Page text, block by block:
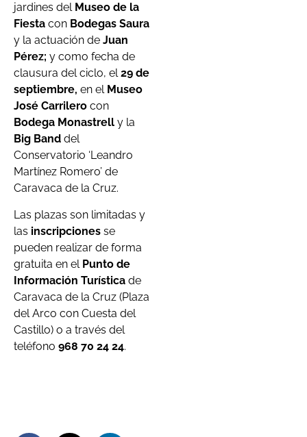
jardines del Museo de la
Fiesta con Bodegas Saura
y la actuación de Juan
Pérez; y como fecha de
clausura del ciclo, el29 de
septiembre, en el Museo
José Carrilero con
Bodega Monastrell y la
Big Band del
Conservatorio ‘Leandro
Martínez Romero’ de
Caravaca de la Cruz.
Las plazas son limitadas y
las inscripciones se
pueden realizar de forma
gratuita en el Punto de
Información Turística de
Caravaca de la Cruz (Plaza
del Arco con Cuesta del
Castillo) o a través del
teléfono 968 70 24 24.